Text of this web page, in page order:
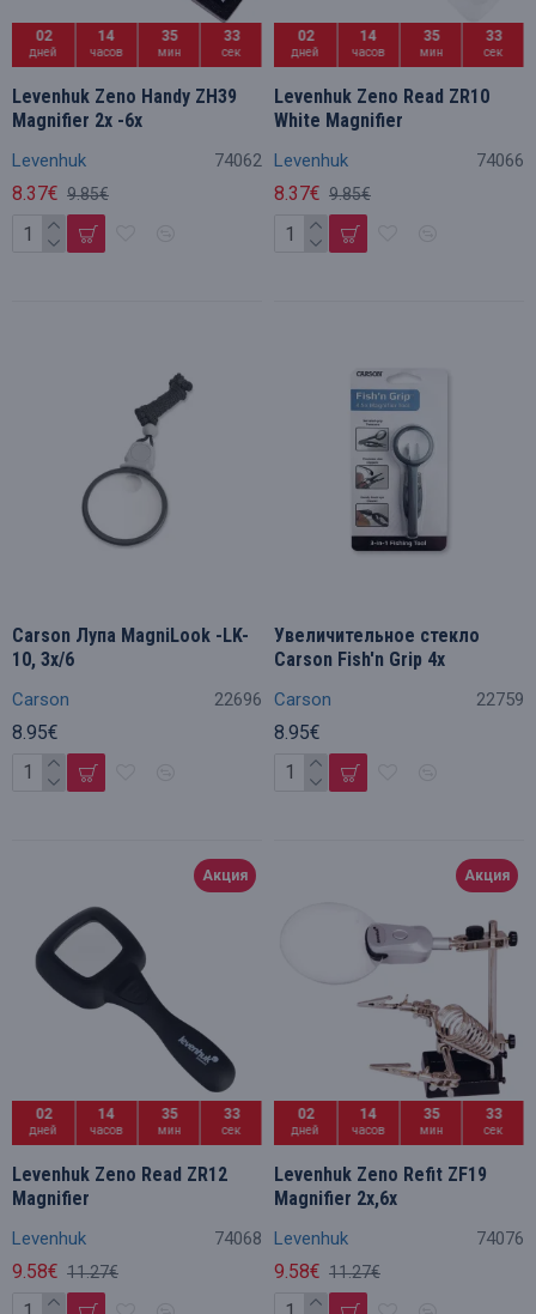
02
дней
14
часов
35
мин
32
сек
Levenhuk 74062
Levenhuk Zeno Handy ZH39
Magnifier 2x -6x
8.37€ 9.85€
02
дней
14
часов
35
мин
32
сек
Levenhuk 74066
Levenhuk Zeno Read ZR10
White Magnifier
8.37€ 9.85€
Carson 22696
Carson Лупа MagniLook -LK-
10, 3x/6
8.95€
Carson 22759
Увеличительное стекло
Carson Fish'n Grip 4x
8.95€
Акция
02
дней
14
часов
35
мин
32
сек
Levenhuk 74068
Levenhuk Zeno Read ZR12
Magnifier
9.58€ 11.27€
Акция
02
дней
14
часов
35
мин
32
сек
Levenhuk 74076
Levenhuk Zeno Refit ZF19
Magnifier 2x,6x
9.58€ 11.27€